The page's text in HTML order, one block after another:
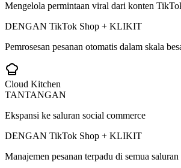
Mengelola permintaan viral dari konten
DENGAN TikTok Shop + KLIKIT
Pemrosesan pesanan otomatis dalam skala
Cloud Kitchen
TANTANGAN
Ekspansi ke saluran social commerce
DENGAN TikTok Shop + KLIKIT
Manajemen pesanan terpadu di semua saluran